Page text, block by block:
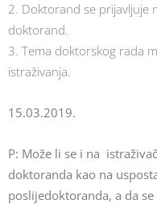
2. Doktorand se prijavljuje
doktorand.
3. Tema doktorskog rada
istraživanja.
15.03.2019.
P: Može li se i na
doktoranda kao na
poslijedoktoranda, a da